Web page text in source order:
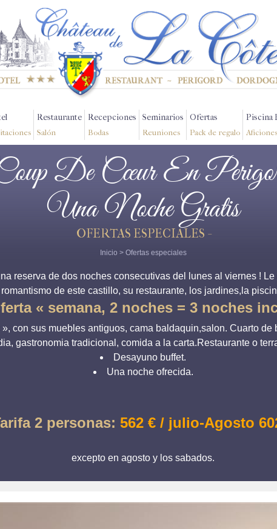
Restaurante
Salón
Recepciones
Bodas
Seminarios
Reuniones
Ofertas
Pack de regalo
Piscina
Aficiones
De Cœur En
Una Noche Gratis
OFERTAS ESPECIALES -
Inicio > Ofertas especiales
reserva de dos noches consecutivas del lunes al viernes !
romantismo de este castillo, su restaurante, los jardines,la
« semana, 2 noches = 3 noches
con sus muebles antiguos, cama baldaquin,salon. Cuarto
gastronomia tradicional, comida a la carta.Restaurante o
Desayuno buffet.
Una noche ofrecida.
2 personas: 562 € / julio-Agosto
excepto en agosto y los sabados.